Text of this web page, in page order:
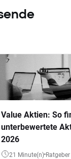
Value Aktien: So
unterbewertete
2026
21 Minute(n) Ratgeber